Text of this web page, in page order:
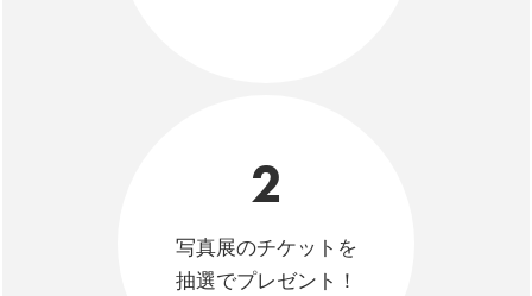
2
写真展のチケットを
抽選でプレゼント！